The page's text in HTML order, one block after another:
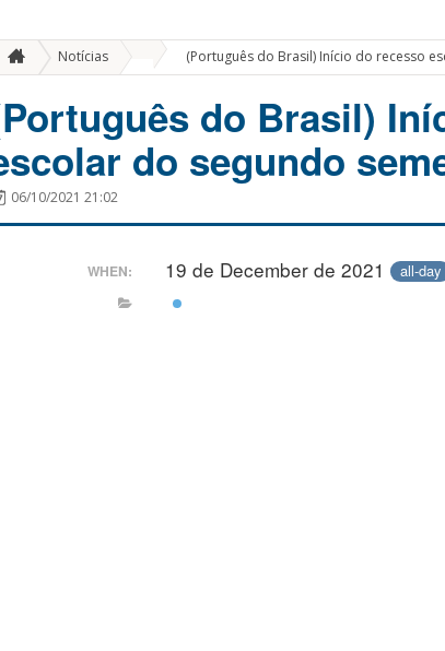
Notícias (Português do Brasil) Início do recesso
do Brasil)
do segundo
06/10/2021 21:02
WHEN: 19 de December de 2021 all-day